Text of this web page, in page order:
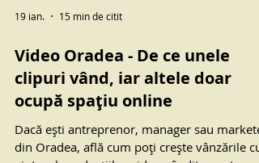
19 ian. 15 min de citit
Video Oradea - De ce unele